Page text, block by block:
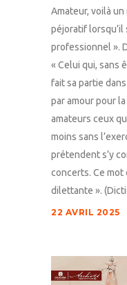
Amateur, voilà
péjoratif lorsqu’il
professionnel ».
« Celui qui, sans
fait sa partie
par amour pour
amateurs ceux
moins sans
prétendent s’y
concerts. Ce mot
dilettante ».
22 AVRIL 2025